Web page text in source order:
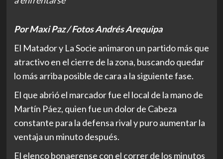
Por Maxi Paz / Fotos Andrés Arequipa
El Matador y La Socie animaron un partido más que
atractivo en el cierre de la zona, buscando quedar
lo más arriba posible de cara a la siguiente fase.
El que abrió el marcador fue el local de la mano de
Martín Páez, quien fue un dolor de Cabeza
constante para la defensa rival y puro aumentar la
ventaja un minuto después.
El elenco bonaerense con el correr de los minutos